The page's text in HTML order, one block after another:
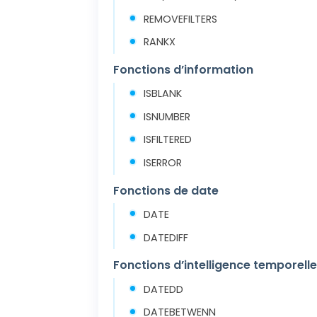
REMOVEFILTERS
RANKX
Fonctions d’information
ISBLANK
ISNUMBER
ISFILTERED
ISERROR
Fonctions de date
DATE
DATEDIFF
Fonctions d’intelligence temporelle
DATEDD
DATEBETWENN